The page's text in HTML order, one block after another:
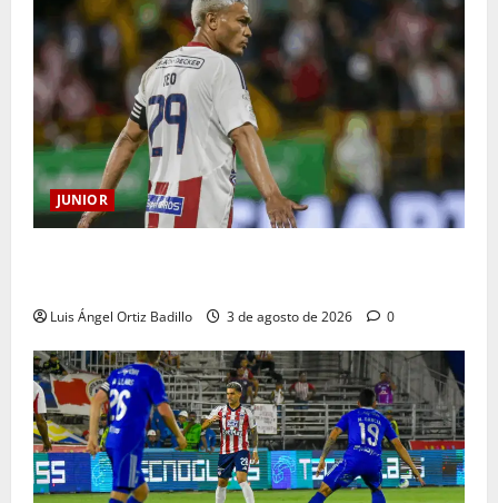
JUNIOR
Luis Ángel Ortiz Badillo 3 de agosto de 2026 0